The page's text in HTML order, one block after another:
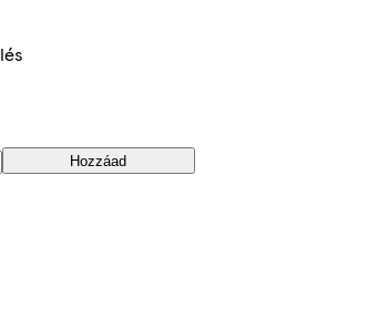
Hozzáad